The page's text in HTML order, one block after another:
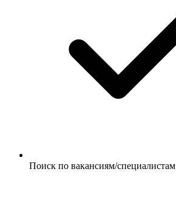
Поиск по вакансиям/специалистам